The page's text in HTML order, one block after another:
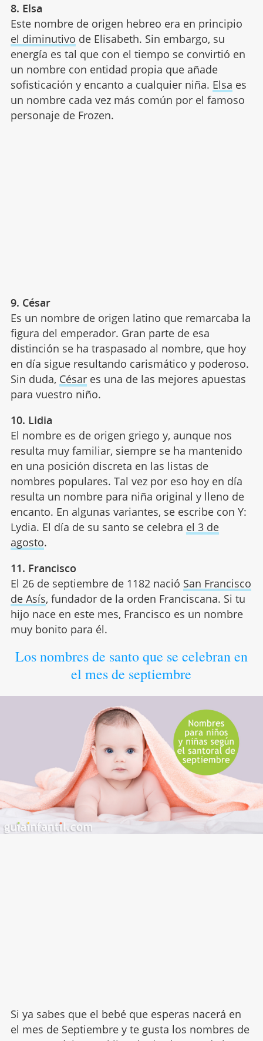
8. Elsa
Este nombre de origen hebreo era en principio
el diminutivo de Elisabeth. Sin embargo, su
energía es tal que con el tiempo se convirtió en
un nombre con entidad propia que añade
sofisticación y encanto a cualquier niña. Elsa es
un nombre cada vez más común por el famoso
personaje de Frozen.
9. César
Es un nombre de origen latino que remarcaba la
figura del emperador. Gran parte de esa
distinción se ha traspasado al nombre, que hoy
en día sigue resultando carismático y poderoso.
Sin duda, Césares una de las mejores apuestas
para vuestro niño.
10. Lidia
El nombre es de origen griego y, aunque nos
resulta muy familiar, siempre se ha mantenido
en una posición discreta en las listas de
nombres populares. Tal vez por eso hoy en día
resulta un nombre para niña original y lleno de
encanto. En algunas variantes, se escribe con Y:
Lydia. El día de su santo se celebra el 3 de
agosto.
11. Francisco
El 26 de septiembre de 1182 nació San Francisco
de Asís, fundador de la orden Franciscana. Si tu
hijo nace en este mes, Francisco es un nombre
muy bonito para él.
Los nombres de santo que se celebran en
el mes de septiembre
Si ya sabes que el bebé que esperas nacerá en
el mes de Septiembre y te gusta los nombres de